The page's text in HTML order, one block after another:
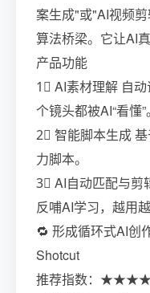
案生成"或"AI视频
算法桥梁。它让AI
产品功能
1⃣ AI素材理解 自
个镜头都被AI“看懂”。
2⃣ 智能脚本生成
力脚本。
3⃣ AI自动匹配与剪
反哺AI学习，越用越
🔁 形成循环式AI
Shotcut
推荐指数：